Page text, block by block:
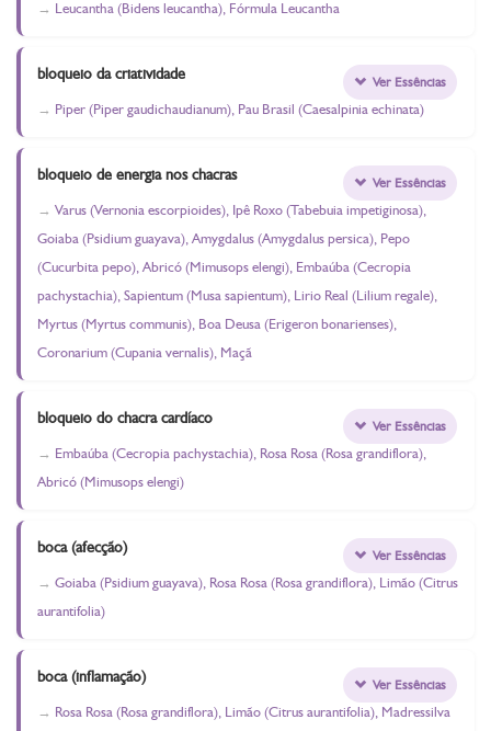
Leucantha (Bidens leucantha), Fórmula Leucantha
bloqueio da criatividade
Piper (Piper gaudichaudianum), Pau Brasil (Caesalpinia echinata)
Ver Essências
bloqueio de energia nos chacras
Varus (Vernonia escorpioides), Ipê Roxo (Tabebuia impetiginosa),
Goiaba (Psidium guayava), Amygdalus (Amygdalus persica), Pepo
(Cucurbita pepo), Abricó (Mimusops elengi), Embaúba (Cecropia
pachystachia), Sapientum (Musa sapientum), Lirio Real (Lilium regale),
Myrtus (Myrtus communis), Boa Deusa (Erigeron bonarienses),
Coronarium (Cupania vernalis), Maçã
Ver Essências
bloqueio do chacra cardíaco
Embaúba (Cecropia pachystachia), Rosa Rosa (Rosa grandiflora),
Abricó (Mimusops elengi)
Ver Essências
boca (afecção)
Goiaba (Psidium guayava), Rosa Rosa (Rosa grandiflora), Limão (Citrus
aurantifolia)
Ver Essências
boca (inflamação)
Rosa Rosa (Rosa grandiflora), Limão (Citrus aurantifolia), Madressilva
Ver Essências